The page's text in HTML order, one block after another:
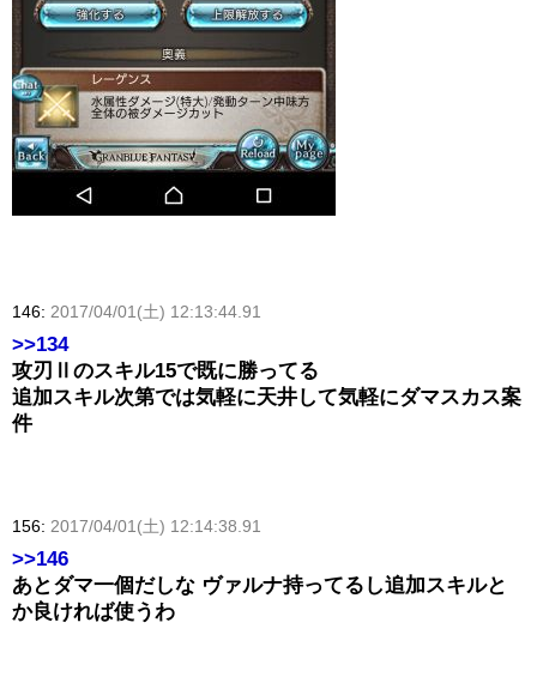
146: 2017/04/01(土) 12:13:44.91
>>134
攻刃Ⅱのスキル15で既に勝ってる
追加スキル次第では気軽に天井して気軽にダマスカス案
件
156: 2017/04/01(土) 12:14:38.91
>>146
あとダマ一個だしな ヴァルナ持ってるし追加スキルと
か良ければ使うわ